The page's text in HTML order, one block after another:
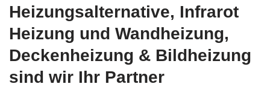
Heizungsalternative, Infrarot
Heizung und Wandheizung,
Deckenheizung & Bildheizung
sind wir Ihr Partner